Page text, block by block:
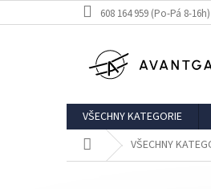
na
608 164 959 (Po-Pá 8-16h)
VŠECHNY KATEGORIE
Domů VŠECHNY